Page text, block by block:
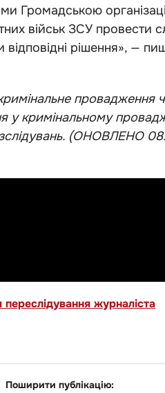
Громадською
військ ЗСУ провести
рішення», —
провадження
у кримінальному
(ОНОВЛЕНО
журналіста
Поширити публікацію: